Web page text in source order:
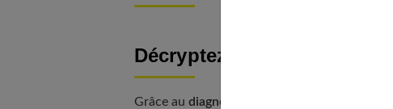
Décryptez votre profil
Grâce au diagnostic capillaire personnalisé